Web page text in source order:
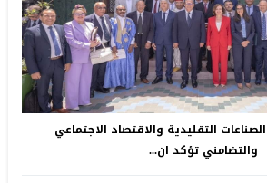
التقليدية والاقتصاد الاجتماعي
والتضامني تؤكد ان...